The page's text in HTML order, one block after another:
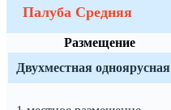
Палуба Средняя
Размещение
Двухместная одноярусная